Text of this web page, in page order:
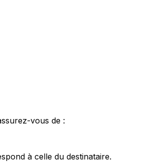
vous de :
à celle du destinataire.